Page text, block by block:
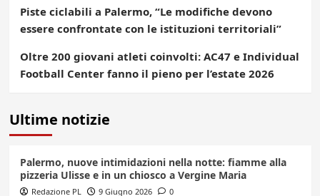
Piste ciclabili a Palermo, “Le modifiche devono
essere confrontate con le istituzioni territoriali”
Oltre 200 giovani atleti coinvolti: AC47 e Individual
Football Center fanno il pieno per l’estate 2026
Ultime notizie
Palermo, nuove intimidazioni nella notte: fiamme alla
pizzeria Ulisse e in un chiosco a Vergine Maria
Redazione PL 9 Giugno 2026 0